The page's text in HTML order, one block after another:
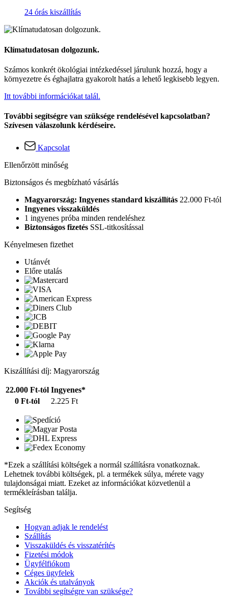
24 órás kiszállítás
Klímatudatosan dolgozunk.
Számos konkrét ökológiai intézkedéssel járulunk hozzá, hogy a
környezetre és éghajlatra gyakorolt hatás a lehető legkisebb legyen.
Itt további információkat talál.
További segítségre van szüksége rendelésével kapcsolatban?
Szívesen válaszolunk kérdéseire.
Kapcsolat
Ellenőrzött minőség
Biztonságos és megbízható vásárlás
Magyarország: Ingyenes standard kiszállítás 22.000 Ft-tól
Ingyenes visszaküldés
1 ingyenes próba minden rendeléshez
Biztonságos fizetés SSL-titkosítással
Kényelmesen fizethet
Utánvét
Előre utalás
Kiszállítási díj: Magyarország
22.000 Ft-tól Ingyenes*
0 Ft-tól
2.225 Ft
*Ezek a szállítási költségek a normál szállításra vonatkoznak.
Lehetnek további költségek, pl. a termékek súlya, mérete vagy
tulajdonságai miatt. Ezeket az információkat közvetlenül a
termékleírásban találja.
Segítség
Hogyan adjak le rendelést
Szállítás
Visszaküldés és visszatérítés
Fizetési módok
Ügyfélfiókom
Céges ügyfelek
Akciók és utalványok
További segítségre van szüksége?